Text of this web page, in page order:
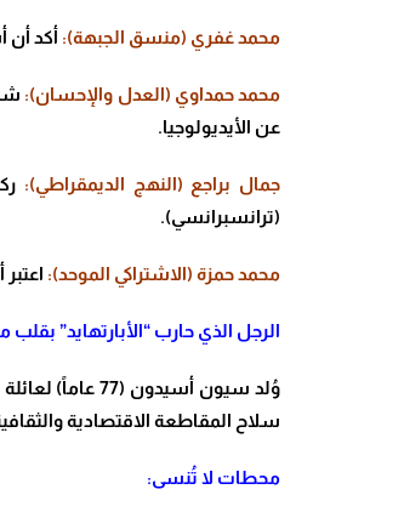
محمد غفري (منسق الجبهة): أكد
محمد حمداوي (العدل والإحسان):
عن الأيديولوجيا.
جمال براجع (النهج الديمقراطي):
(ترانسبرانسي).
محمد حمزة (الاشتراكي الموحد):
الرجل الذي حارب “الأبارتهايد” بقلب
وُلد سيون أسيدون (77 عاماً) لعائلة يهودية مغربية، لكنه اختار منذ شبابه أن يكون صوتا للمضطهدين. برز اسمه كأحد أعمدة حركة المقاطعة العالمية
سلاح المقاطعة الاقتصادية
محطات لا تُنسى: